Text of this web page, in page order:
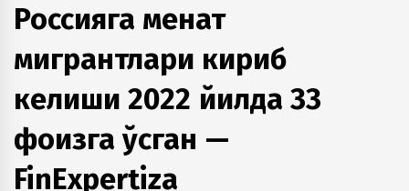
Россияга меҳнат
мигрантлари кириб
келиши 2022 йилда 33
фоизга ўсган —
FinExpertizа